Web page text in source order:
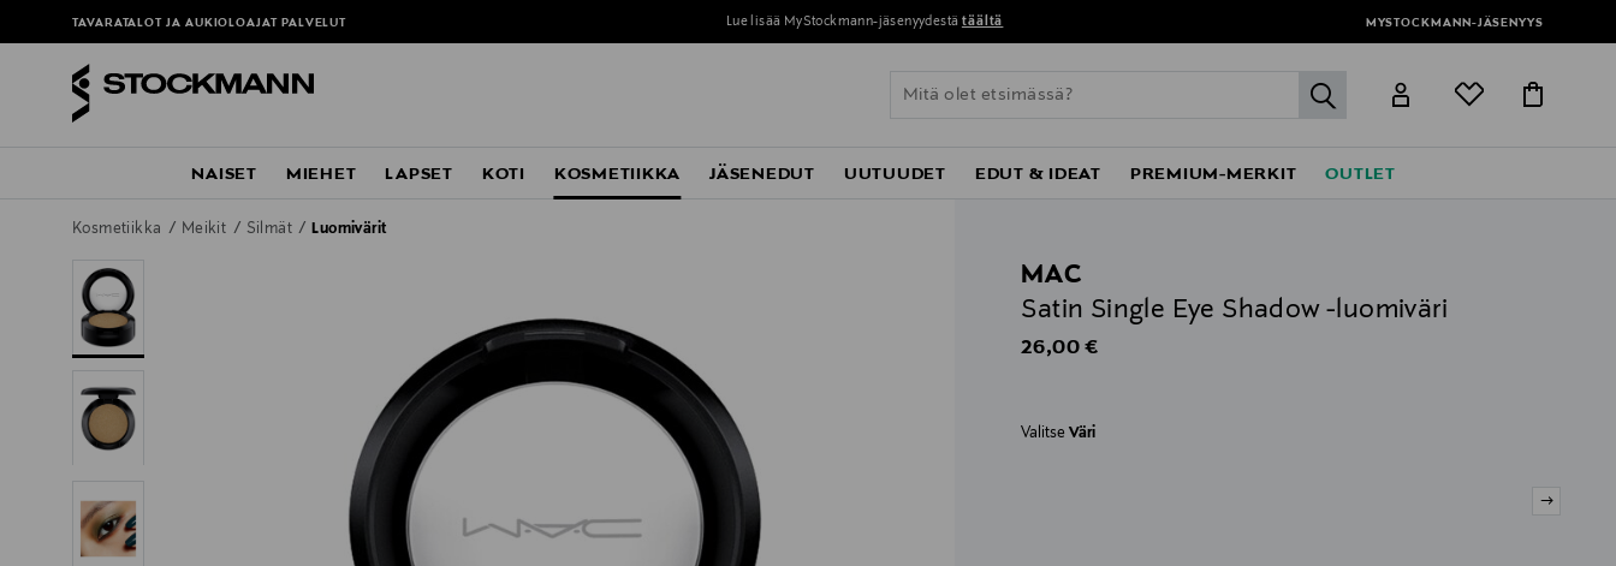
TAVARATALOT JA AUKIOLOAJAT PALVELUT Lue lisää MyStockmann-jäsenyydestä täältä MYSTOCKMANN-JÄSENYYS
label.header.go
NAISET MIEHET LAPSET KOTI KOSMETIIKKA JÄSENEDUT UUTUUDET EDUT & IDEAT PREMIUM-MERKIT OUTLET
Kosmetiikka Meikit Silmät Luomivärit
MAC
Satin Single Eye Shadow -luomiväri
Original Price
26,00 €
ValitseVäri